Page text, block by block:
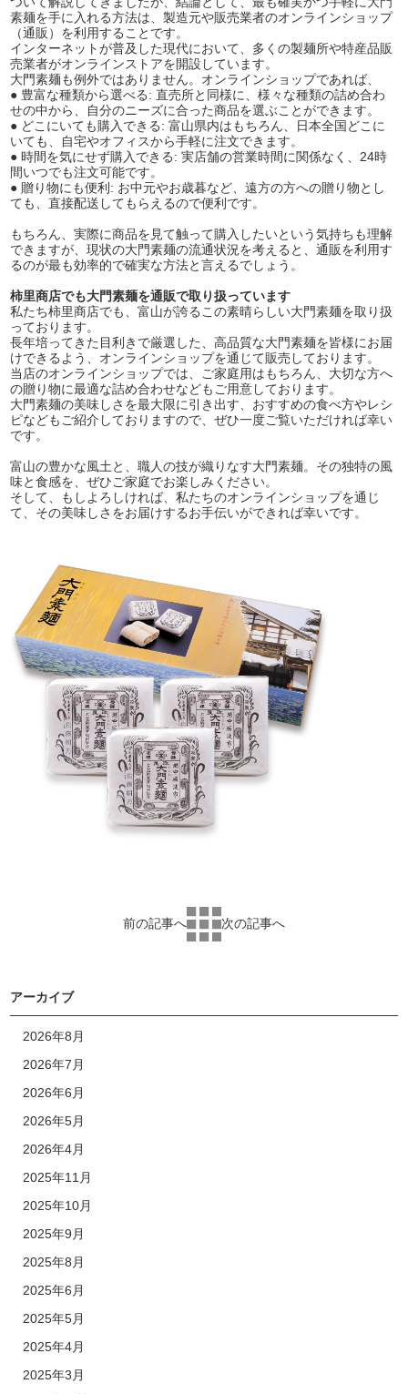
素麺を手に入れる方法は、製造元や販売業者のオンラインショップ
（通販）を利用することです。
インターネットが普及した現代において、多くの製麺所や特産品販
売業者がオンラインストアを開設しています。
大門素麺も例外ではありません。オンラインショップであれば、
● 豊富な種類から選べる: 直売所と同様に、様々な種類の詰め合わ
せの中から、自分のニーズに合った商品を選ぶことができます。
● どこにいても購入できる: 富山県内はもちろん、日本全国どこに
いても、自宅やオフィスから手軽に注文できます。
● 時間を気にせず購入できる: 実店舗の営業時間に関係なく、24時
間いつでも注文可能です。
● 贈り物にも便利: お中元やお歳暮など、遠方の方への贈り物とし
ても、直接配送してもらえるので便利です。
もちろん、実際に商品を見て触って購入したいという気持ちも理解
できますが、現状の大門素麺の流通状況を考えると、通販を利用す
るのが最も効率的で確実な方法と言えるでしょう。
柿里商店でも大門素麺を通販で取り扱っています
私たち柿里商店でも、富山が誇るこの素晴らしい大門素麺を取り扱
っております。
長年培ってきた目利きで厳選した、高品質な大門素麺を皆様にお届
けできるよう、オンラインショップを通じて販売しております。
当店のオンラインショップでは、ご家庭用はもちろん、大切な方へ
の贈り物に最適な詰め合わせなどもご用意しております。
大門素麺の美味しさを最大限に引き出す、おすすめの食べ方やレシ
ピなどもご紹介しておりますので、ぜひ一度ご覧いただければ幸い
です。
富山の豊かな風土と、職人の技が織りなす大門素麺。その独特の風
味と食感を、ぜひご家庭でお楽しみください。
そして、もしよろしければ、私たちのオンラインショップを通じ
て、その美味しさをお届けするお手伝いができれば幸いです。
前の記事へ 次の記事へ
アーカイブ
2026年8月
2026年7月
2026年6月
2026年5月
2026年4月
2025年11月
2025年10月
2025年9月
2025年8月
2025年6月
2025年5月
2025年4月
2025年3月